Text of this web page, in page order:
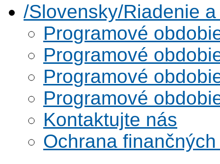
/Slovensky/Riadenie
Programové
Programové
Programové
Programové
Kontaktujte nás
Ochrana